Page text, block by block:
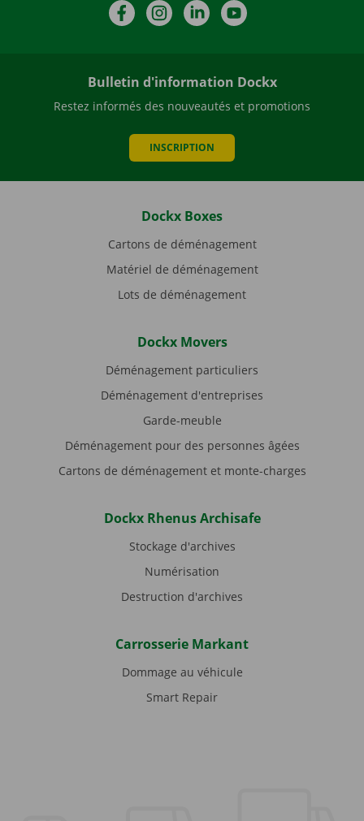
FacebookInstagramLinkedIn
Bulletin d'information Dockx
Restez informés des nouveautés et promotions
INSCRIPTION
Dockx Boxes
Cartons de déménagement
Matériel de déménagement
Lots de déménagement
Dockx Movers
Déménagement particuliers
Déménagement d'entreprises
Garde-meuble
Déménagement pour des personnes âgées
Cartons de déménagement et monte-charges
Dockx Rhenus Archisafe
Stockage d'archives
Numérisation
Destruction d'archives
Carrosserie Markant
Dommage au véhicule
Smart Repair